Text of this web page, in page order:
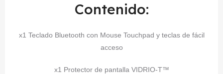
Contenido:
x1 Teclado Bluetooth con Mouse Touchpad y teclas de fácil
acceso
x1 Protector de pantalla VIDRIO-T™